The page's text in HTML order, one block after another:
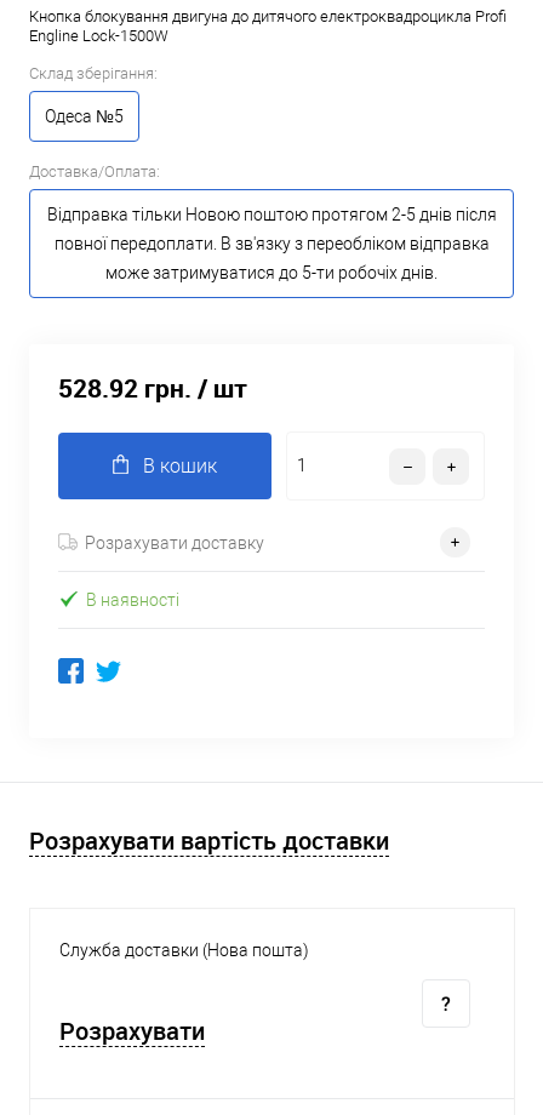
Кнопка блокування двигуна до дитячого електроквадроцикла Profi
Engline Lock-1500W
Склад зберігання:
Одеса №5
Доставка/Оплата:
Відправка тільки Новою поштою протягом 2-5 днів після
повної передоплати. В зв'язку з переобліком відправка
може затримуватися до 5-ти робочіх днів.
528.92 грн. / шт
В кошик
Розрахувати доставку
В наявності
Розрахувати вартість доставки
Служба доставки (Нова пошта)
Розрахувати